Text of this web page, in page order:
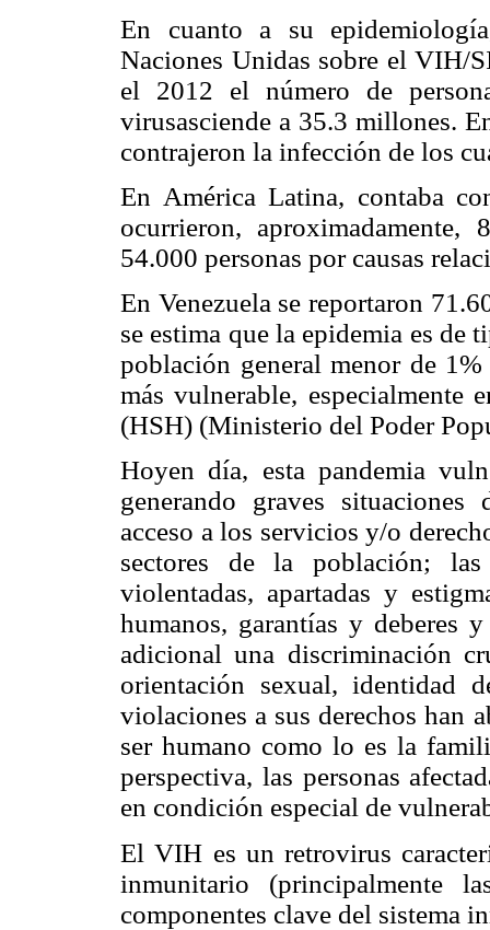
En cuanto a su
Naciones Unidas sobre el VIH/
el 2012 el número de
virusasciende a 35.3 millones.
contrajeron la infección de los
En América Latina, contaba
ocurrieron,
54.000 personas por causas
En Venezuela se reportaron
se estima que la epidemia es de
población general menor de
más vulnerable, especialmente
(HSH) (Ministerio del Poder
Hoyen día, esta pandemia
generando graves
acceso a los servicios y/o
sectores de la población; las
violentadas, apartadas y
humanos, garantías y deberes
adicional una discriminación
orientación sexual, identidad
violaciones a sus derechos han
ser humano como lo es la
perspectiva, las personas
en condición especial de
El VIH es un retrovirus
inmunitario (principalmente
componentes clave del sistema